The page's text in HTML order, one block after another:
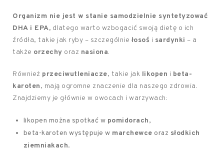
Organizm nie jest w stanie samodzielnie syntetyzować
DHA i EPA, dlatego warto wzbogacić swoją dietę o ich
źródła, takie jak ryby – szczególnie łosoś i sardynki – a
także orzechy oraz nasiona.
Również przeciwutleniacze, takie jak likopen i beta-
karoten, mają ogromne znaczenie dla naszego zdrowia.
Znajdziemy je głównie w owocach i warzywach:
likopen można spotkać w pomidorach,
beta-karoten występuje w marchewce oraz słodkich
ziemniakach.